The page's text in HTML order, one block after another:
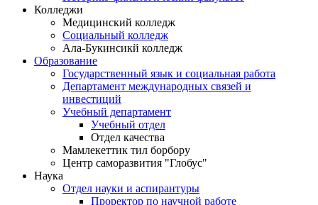
Колледжи
Медицинский колледж
Социальный колледж
Ала-Букинсикй колледж
Образование
Государственный язык и социальная работа
Департамент международных связей и
инвестиций
Учебный департамент
Учебный отдел
Отдел качества
Мамлекеттик тил борбору
Центр саморазвития "Глобус"
Наука
Отдел науки и аспирантуры
Проректор по научной работе